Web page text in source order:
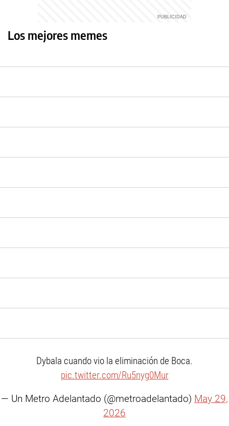
Los mejores memes
Dybala cuando vio la eliminación de Boca.
pic.twitter.com/Ru5nyg0Mur
— Un Metro Adelantado (@metroadelantado) May 29,
2026